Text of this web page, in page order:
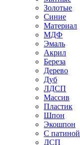
Золотые
Синие
Материал
МДФ
Эмаль
Акрил
Береза
Дерево
Дуб
ЛДСП
Массив
Пластик
Шпон
Экошпон
С патиной
ДСП